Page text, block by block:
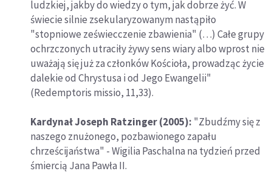
ludzkiej, jakby do wiedzy o tym, jak dobrze żyć. W
świecie silnie zsekularyzowanym nastąpiło
"stopniowe zeświecczenie zbawienia" (…) Całe grupy
ochrzczonych utraciły żywy sens wiary albo wprost nie
uważają się już za członków Kościoła, prowadząc życie
dalekie od Chrystusa i od Jego Ewangelii"
(Redemptoris missio, 11,33).
Kardynał Joseph Ratzinger (2005): "Zbudźmy się z
naszego znużonego, pozbawionego zapału
chrześcijaństwa" - Wigilia Paschalna na tydzień przed
śmiercią Jana Pawła II.